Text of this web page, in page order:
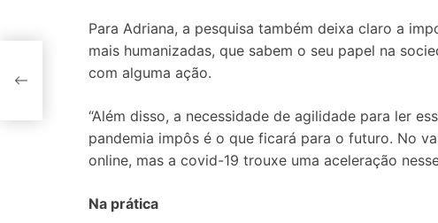
Para Adriana, a pesquisa também deixa claro a
mais humanizadas, que sabem o seu papel na
com alguma ação.
“Além disso, a necessidade de agilidade para ler
pandemia impôs é o que ficará para o futuro. No
online, mas a covid-19 trouxe uma aceleração
Na prática